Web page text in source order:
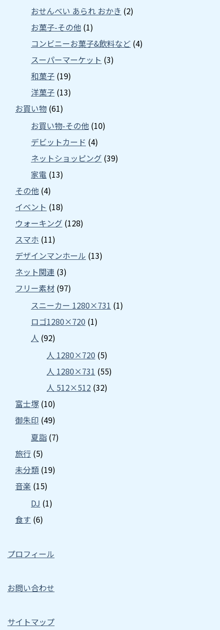
おせんべい あられ おかき (2)
お菓子-その他 (1)
コンビニーお菓子&飲料など (4)
スーパーマーケット (3)
和菓子 (19)
洋菓子 (13)
お買い物 (61)
お買い物-その他 (10)
デビットカード (4)
ネットショッピング (39)
家電 (13)
その他 (4)
イベント (18)
ウォーキング (128)
スマホ (11)
デザインマンホール (13)
ネット関連 (3)
フリー素材 (97)
スニーカー 1280×731 (1)
ロゴ1280×720 (1)
人 (92)
人 1280×720 (5)
人 1280×731 (55)
人 512×512 (32)
富士塚 (10)
御朱印 (49)
夏詣 (7)
旅行 (5)
未分類 (19)
音楽 (15)
DJ (1)
食す (6)
プロフィール
お問い合わせ
サイトマップ